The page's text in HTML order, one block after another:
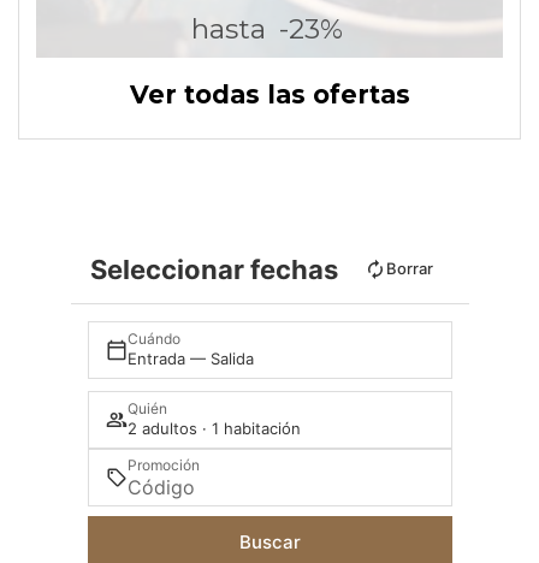
hasta -23%
Ver todas las ofertas
Seleccionar fechas Borrar
Cuándo
Entrada — Salida
Quién
2 adultos · 1 habitación
Promoción
Buscar